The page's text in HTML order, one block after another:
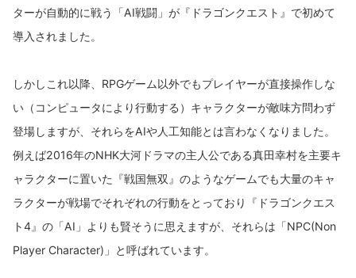
ターが自動的に戦う「AI戦闘」が『ドラゴンクエスト』で初めて
導入されました。
しかしこれ以降、RPGゲーム以外でもプレイヤーが直接操作しな
い（コンピュータにより行動する）キャラクターが敵味方問わず
登場しますが、それらをAIや人工知能とは言わなくなりました。
例えば2016年のNHK大河ドラマの主人公である真田幸村を主要キ
ャラクターに置いた『戦国無双』のようなゲームでも大量のキャ
ラクターが戦場でそれぞれの行動をとっており『ドラゴンクエス
ト4』の「AI」よりも賢そうに思えますが、それらは「NPC(Non
Player Character)」と呼ばれています。